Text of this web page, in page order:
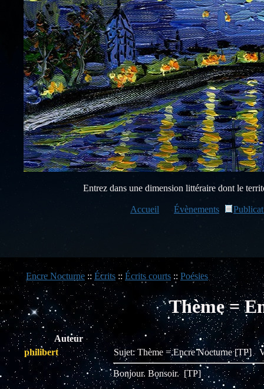
Entrez dans une dimension littéraire dont le
Accueil Évènements
Encre Nocturne :: Écrits :: Écrits courts :: Poésies
Thème =
Auteur
philibert
Sujet: Thème = Encre Nocturne [TP]
Bonjour. Bonsoir. [TP]